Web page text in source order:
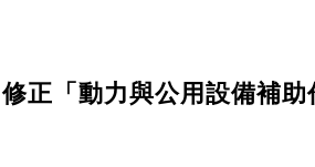
修正「動力與公用設備補